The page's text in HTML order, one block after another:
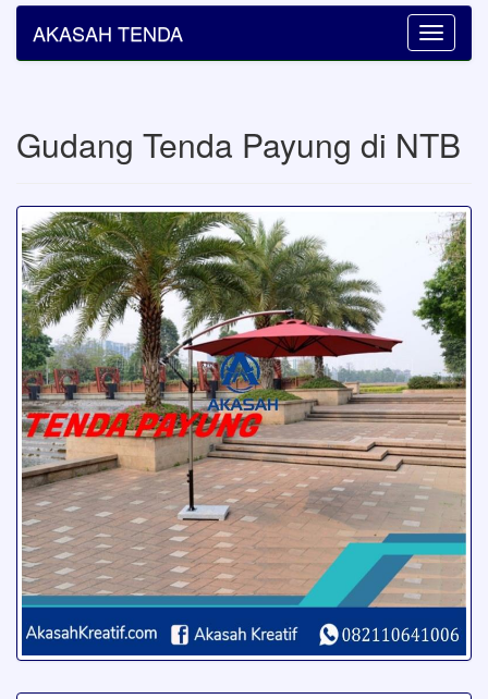
Toggle
AKASAH TENDA
Gudang Tenda Payung di NTB